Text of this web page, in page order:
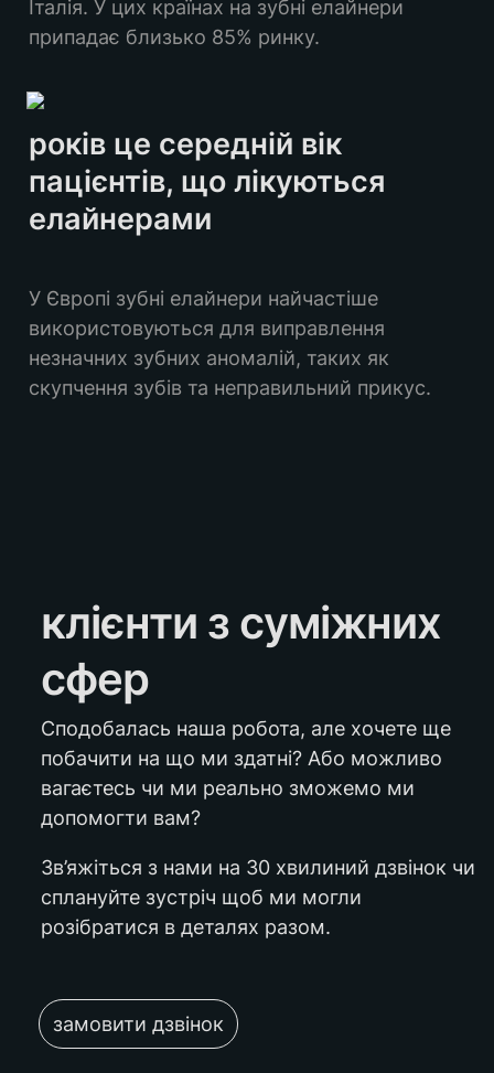
Італія. У цих країнах на зубні елайнери
припадає близько 85% ринку.
років це середній вік
пацієнтів, що лікуються
елайнерами
У Європі зубні елайнери найчастіше
використовуються для виправлення
незначних зубних аномалій, таких як
скупчення зубів та неправильний прикус.
клієнти з суміжних
сфер
Сподобалась наша робота, але хочете ще
побачити на що ми здатні? Або можливо
вагаєтесь чи ми реально зможемо ми
допомогти вам?
Зв’яжіться з нами на 30 хвилиний дзвінок чи
сплануйте зустріч щоб ми могли
розібратися в деталях разом.
замовити дзвінок